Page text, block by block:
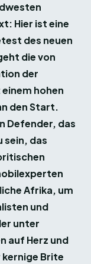
Hier ist eine
des neuen
die von
der
hohen
den Start.
Defender, das
sein, das
Afrika, um
und
unter
auf Herz und
kernige Brite